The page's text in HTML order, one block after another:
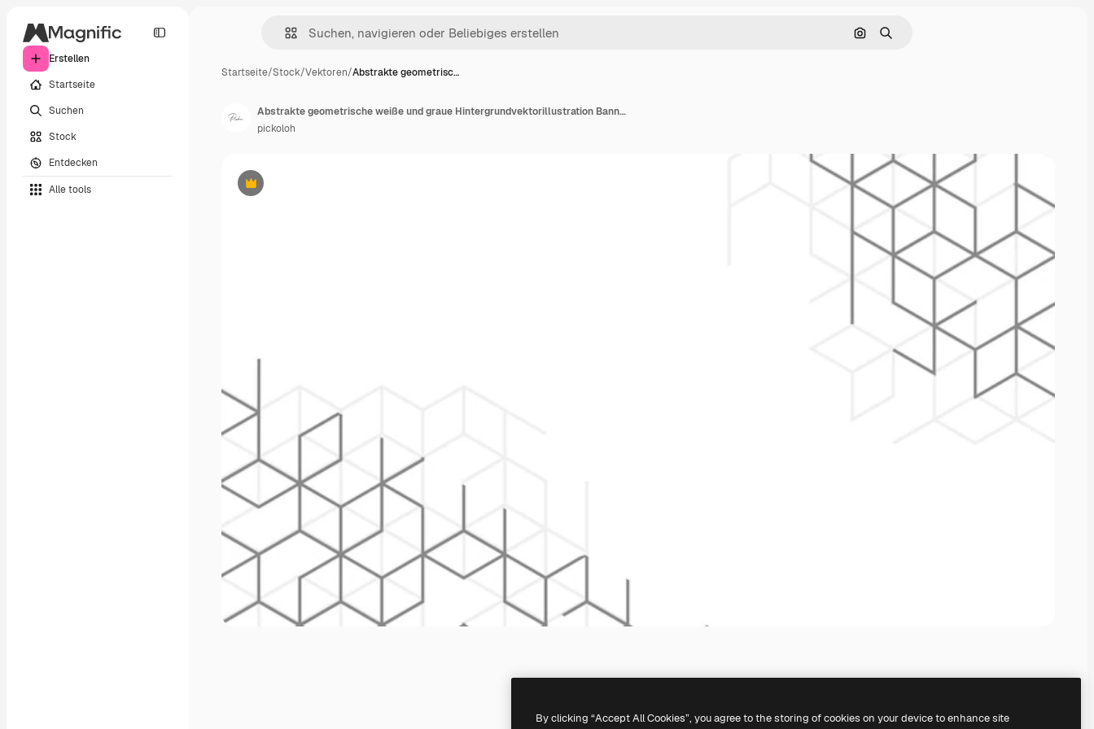
Erstellen
Startseite
Suchen
Stock
Entdecken
Alle tools
Nach Bild suchen
Suchen
Startseite/Stock/Vektoren/Abstrakte geometrisc…
Premium
Abstrakte geometrische weiße und graue Hintergrundvektorillustration Banner mit geometrischen Sechseckformen für Hintergrundtapeten
pickoloh
By clicking “Accept All Cookies”, you agree to the storing of cookies on your device to enhance site